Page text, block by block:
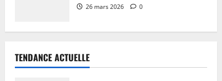
26 mars 2026 0
TENDANCE ACTUELLE